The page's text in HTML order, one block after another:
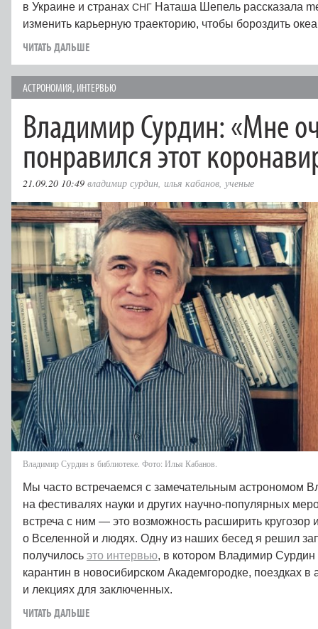
в Украине и странах СНГ Наташа Шепель рассказала
изменить карьерную траекторию, чтобы бороздить
ЧИТАТЬ ДАЛЬШЕ
АСТРОНОМИЯ, ИНТЕРВЬЮ
Владимир Сурдин: «Мне
понравился этот
21.09.20 10:49 владимир сурдин, илья кабанов, ученые
Владимир Сурдин в библиотеке. Фото: Илья Кабанов.
Мы часто встречаемся с замечательным астрономом
на фестивалях науки и других научно-популярных
встреча с ним — это возможность расширить кругозор
о Вселенной и людях. Одну из наших бесед я решил
получилось это интервью, в котором Владимир Сурдин
карантин в новосибирском Академгородке, поездках в
и лекциях для заключенных.
ЧИТАТЬ ДАЛЬШЕ